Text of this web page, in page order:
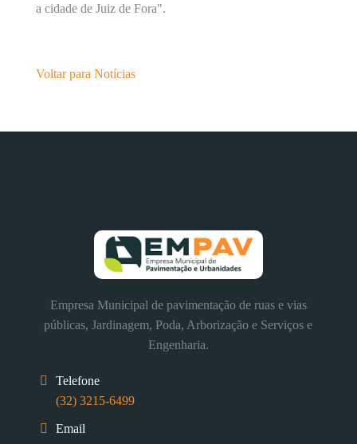
a cidade de Juiz de Fora".
Voltar para Notícias
Empresa Municipal de pavimentação de ruas e vias
públicas, Jardinagem, Poda, Arborização e Serviços e
Engenharia.
Telefone
(32) 3215-6499
Email